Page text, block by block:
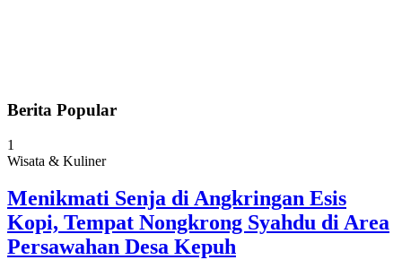
Berita Popular
1
Wisata & Kuliner
Menikmati Senja di Angkringan Esis
Kopi, Tempat Nongkrong Syahdu di Area
Persawahan Desa Kepuh